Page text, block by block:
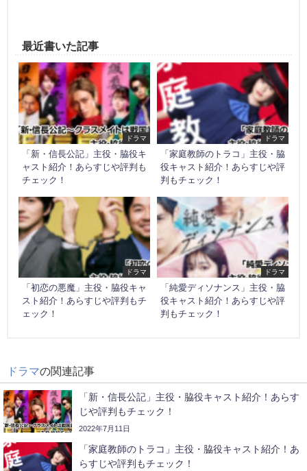
最近書いた記事
ドラマ
「新・信長公記」主役・脇役キ
ャスト紹介！あらすじや評判も
チェック！
ドラマ
「家庭教師のトラコ」主役・脇
役キャスト紹介！あらすじや評
判もチェック！
ドラマ
「初恋の悪魔」主役・脇役キャ
スト紹介！あらすじや評判もチ
ェック！
ドラマ
「純愛ディソナンス」主役・脇
役キャスト紹介！あらすじや評
判もチェック！
ドラマの関連記事
「新・信長公記」主役・脇役キャスト紹介！あらす
じや評判もチェック！
2022年7月11日
「家庭教師のトラコ」主役・脇役キャスト紹介！あ
らすじや評判もチェック！